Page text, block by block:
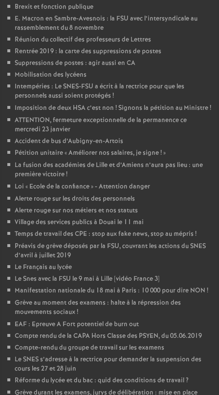
s
Brexit et fonction publique
E. Macron en Sambre-Avesnois : la FSU avec l’intersyndicale au
rassemblement du 8 novembre
Réunion du collectif des professeurs de Lettres
Rentrée 2019 : la carte des suppressions de postes
Suppressions de postes : agir aussi en CA
Mobilisation des lycéens
Intempéries : Le SNES-FSU a écrit à la rectrice pour que les
personnels aussi soient protégés !
Imposition de deux HSA c’est non ! Signons la pétition au Ministre!
ATTENTION, fermeture exceptionnelle de la permanence ce
mercredi 23 janvier
Accident de bus d’Aubigny-en-Artois
Pétition unitaire «Améliorer nos salaires, je signe!»
La fusion des académies de Lille et d’Amiens n’aura pas lieu : une
première victoire!
Loi « Ecole de la confiance» - Attention danger
Alerte rouge sur les droits des personnels
Alerte rouge sur nos métiers et nos statuts
Village des services publics à Douai le 11 mai
Temps de travail des CPE : stop aux fake news, stop au mépris !
Préavis de grève déposés par la FSU, couvrant les actions du SNES
d’avril à juillet 2019
Le Français au lycée
Le Snes avec la FSU le 9 mai à Lille [vidéo France 3]
Manifestation nationale du 18 mai à Paris : 10 000 pour dire NON !
Grève au moment des examens : halte à la répression des
mouvements sociaux!
EAF : Epreuve A Fort potentiel de burn out
Compte rendu de la CAPA Hors Classe des PSYEN, du 05.06.2019
Compte-rendu du groupe de travail sur les examens
Le SNES s’adresse à la rectrice pour demander la suspension des
cours les 27 et 28 juin
Réforme du lycée et du bac : quid des conditions de travail?
Grève durant les examens, jurys de délibération : mise en place